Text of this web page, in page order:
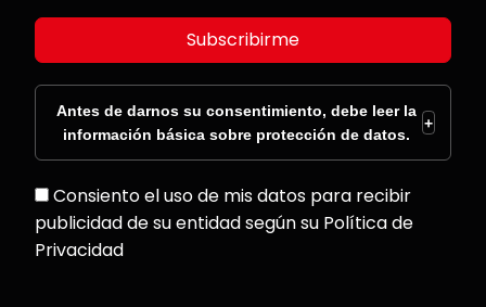
Subscribirme
Antes de darnos su consentimiento, debe leer la
información básica sobre protección de datos.
+
Consiento el uso de mis datos para recibir
publicidad de su entidad según su Política de
Privacidad